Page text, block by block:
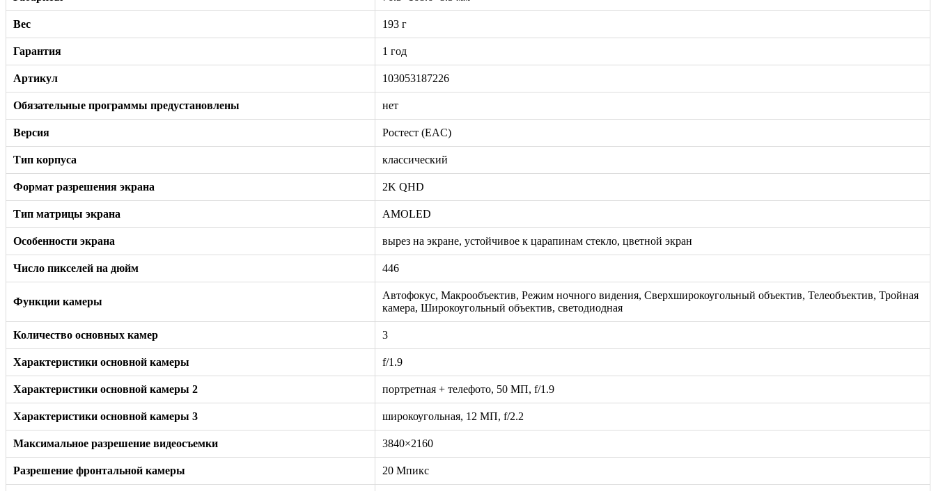
Вес 193 г
Гарантия 1 год
Артикул 103053187226
Обязательные программы предустановлены нет
Версия Ростест (EAC)
Тип корпуса классический
Формат разрешения экрана 2K QHD
Тип матрицы экрана AMOLED
Особенности экрана вырез на экране, устойчивое к царапинам стекло, цветной экран
Число пикселей на дюйм 446
Функции камеры
Автофокус, Макрообъектив, Режим ночного видения, Сверхширокоугольный объектив, Телеобъектив, Тройная
камера, Широкоугольный объектив, светодиодная
Количество основных камер 3
Характеристики основной камеры f/1.9
Характеристики основной камеры 2 портретная + телефото, 50 МП, f/1.9
Характеристики основной камеры 3 широкоугольная, 12 МП, f/2.2
Максимальное разрешение видеосъемки 3840×2160
Разрешение фронтальной камеры 20 Мпикс